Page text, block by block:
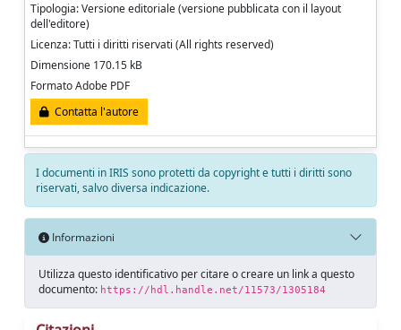
Tipologia: Versione editoriale (versione pubblicata con il layout
dell'editore)
Licenza: Tutti i diritti riservati (All rights reserved)
Dimensione 170.15 kB
Formato Adobe PDF
Contatta l'autore
I documenti in IRIS sono protetti da copyright e tutti i diritti sono
riservati, salvo diversa indicazione.
Informazioni
Utilizza questo identificativo per citare o creare un link a questo
documento: https://hdl.handle.net/11573/1305184